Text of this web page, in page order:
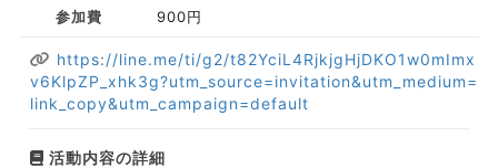
参加費 900円
https://line.me/ti/g2/t82YciL4RjkjgHjDKO1w0mImx
v6KlpZP_xhk3g?utm_source=invitation&utm_medium=
link_copy&utm_campaign=default
活動内容の詳細